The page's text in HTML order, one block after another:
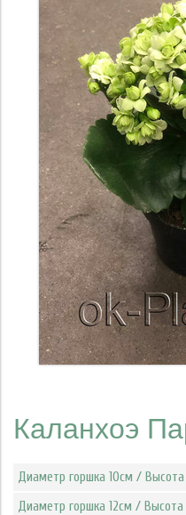
Каланхоэ
Диаметр горшка 10см /
Диаметр горшка 12см / Высота